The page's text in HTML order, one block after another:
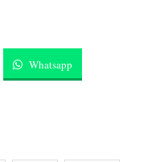
Whatsapp